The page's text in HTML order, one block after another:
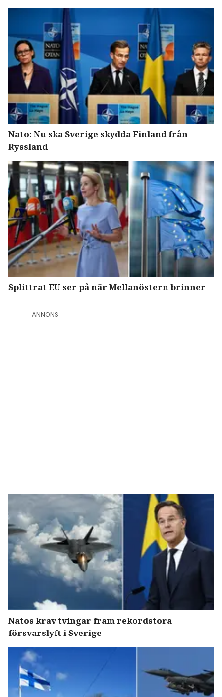
Nato: Nu ska Sverige skydda Finland från
Ryssland
Splittrat EU ser på när Mellanöstern brinner
ANNONS
Natos krav tvingar fram rekordstora
försvarslyft i Sverige